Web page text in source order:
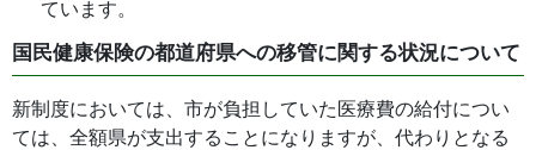
ています。
国民健康保険の都道府県への移管に関する状況について
新制度においては、市が負担していた医療費の給付につい
ては、全額県が支出することになりますが、代わりとなる